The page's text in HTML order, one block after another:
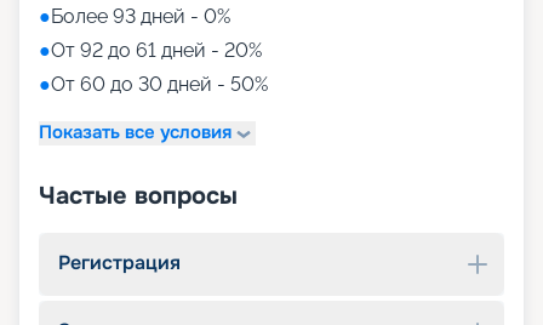
●Более 93 дней - 0%
●От 92 до 61 дней - 20%
●От 60 до 30 дней - 50%
Показать все условия
Частые вопросы
Регистрация